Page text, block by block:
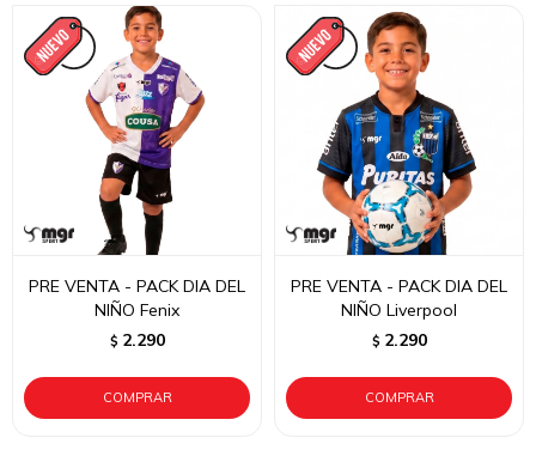
PRE VENTA - PACK DIA DEL
NIÑO Fenix
$ 2.290
PRE VENTA - PACK DIA DEL
NIÑO Liverpool
$ 2.290